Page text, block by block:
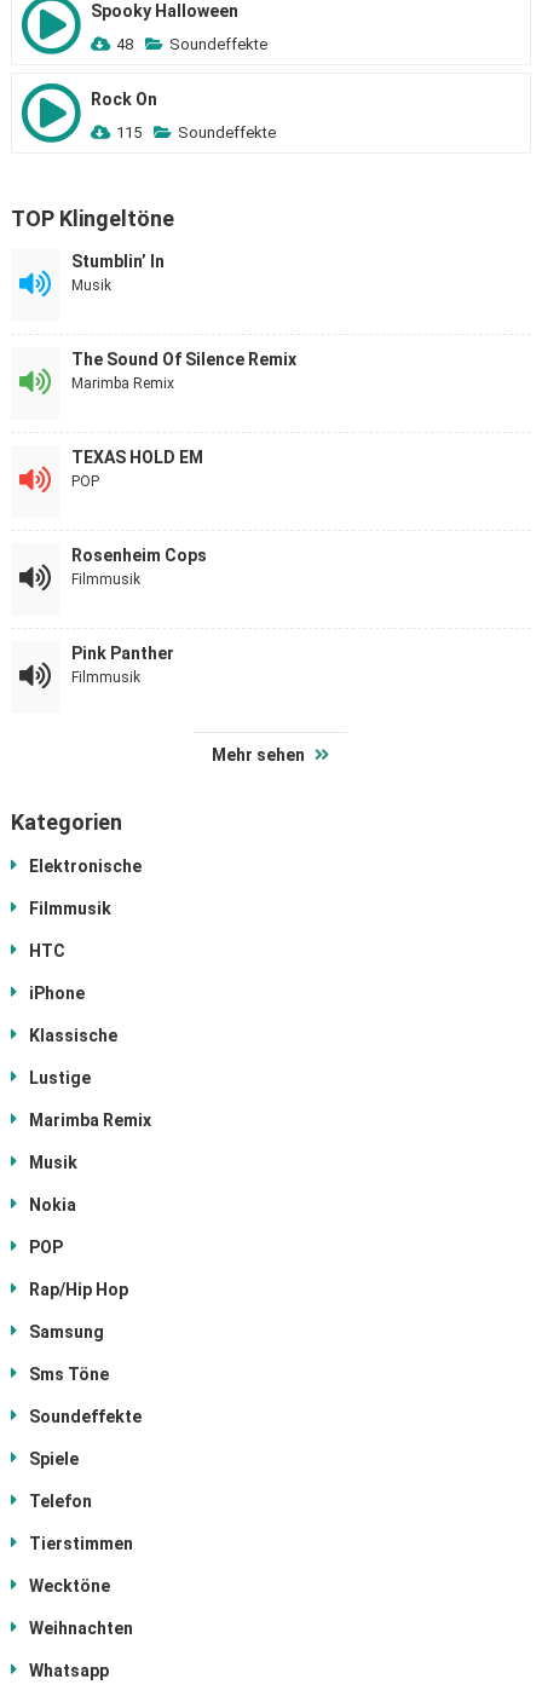
Spooky Halloween
48 Soundeffekte
Rock On
115 Soundeffekte
TOP Klingeltöne
Stumblin’ In
Musik
The Sound Of Silence Remix
Marimba Remix
TEXAS HOLD EM
POP
Rosenheim Cops
Filmmusik
Pink Panther
Filmmusik
Mehr sehen
Kategorien
Elektronische
Filmmusik
HTC
iPhone
Klassische
Lustige
Marimba Remix
Musik
Nokia
POP
Rap/Hip Hop
Samsung
Sms Töne
Soundeffekte
Spiele
Telefon
Tierstimmen
Wecktöne
Weihnachten
Whatsapp